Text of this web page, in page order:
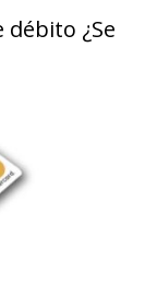
¿Se